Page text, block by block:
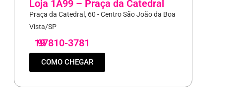
Loja 1A99 – Praça da Catedral
Praça da Catedral, 60 - Centro São João da Boa
Vista/SP
19
97810-3781
COMO CHEGAR